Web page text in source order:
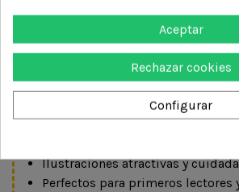
Colección de cuentos clásicos
Presentados en una práctica caja
Ilustraciones atractivas y
Perfectos para primeros lectores
Aceptar
Rechazar cookies
Configurar